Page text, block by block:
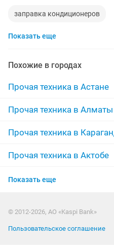
заправка кондиционеров
ремонт холодильников на
газовая колонка цене
варочные поверхности
ремонт посудомоечных
замена стекла ремонт
установка газовых плит
Показать еще
Похожие в городах
Прочая техника в Астане
Прочая техника в Алматы
Прочая техника в
Прочая техника в Актобе
Прочая техника в Актау
Прочая техника в Таразе
Показать еще
© 2012-2026, АО «Kaspi Bank»
Пользовательское соглашение